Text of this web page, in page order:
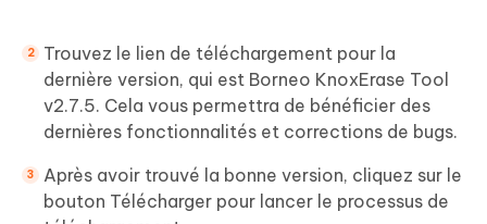
Trouvez le lien de téléchargement pour la
dernière version, qui est Borneo KnoxErase Tool
v2.7.5. Cela vous permettra de bénéficier des
dernières fonctionnalités et corrections de bugs.
Après avoir trouvé la bonne version, cliquez sur le
bouton Télécharger pour lancer le processus de